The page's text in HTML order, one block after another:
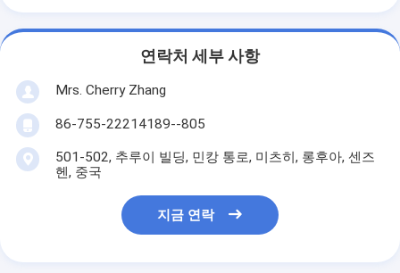
연락처 세부 사항
Mrs. Cherry Zhang
86-755-22214189--805
501-502, 추루이 빌딩, 민캉 통로, 미츠히, 롱후아, 센즈
헨, 중국
지금 연락